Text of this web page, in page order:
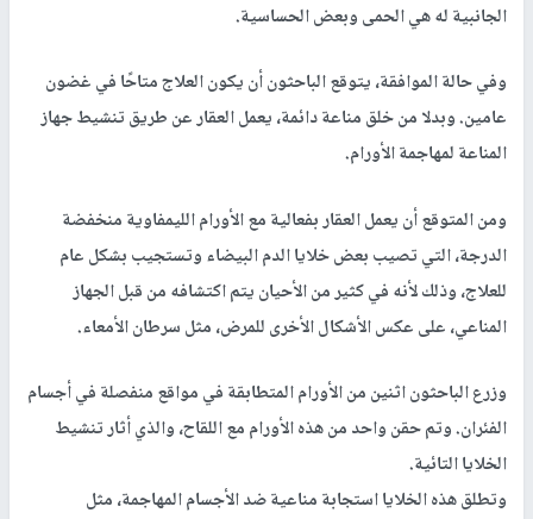
الجانبية له هي الحمى وبعض الحساسية.
وفي حالة الموافقة، يتوقع الباحثون أن يكون العلاج متاحًا في غضون
عامين. وبدلا من خلق مناعة دائمة، يعمل العقار عن طريق تنشيط جهاز
المناعة لمهاجمة الأورام.
ومن المتوقع أن يعمل العقار بفعالية مع الأورام الليمفاوية منخفضة
الدرجة، التي تصيب بعض خلايا الدم البيضاء وتستجيب بشكل عام
للعلاج، وذلك لأنه في كثير من الأحيان يتم اكتشافه من قبل الجهاز
المناعي، على عكس الأشكال الأخرى للمرض، مثل سرطان الأمعاء.
وزرع الباحثون اثنين من الأورام المتطابقة في مواقع منفصلة في أجسام
الفئران. وتم حقن واحد من هذه الأورام مع اللقاح، والذي أثار تنشيط
الخلايا التائية.
وتطلق هذه الخلايا استجابة مناعية ضد الأجسام المهاجمة، مثل